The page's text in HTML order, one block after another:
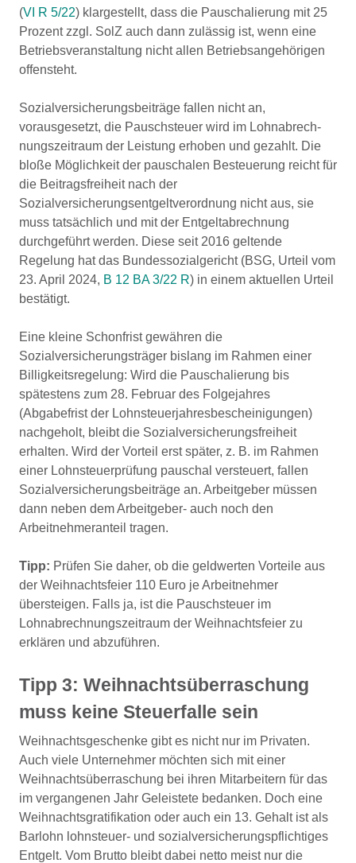
(VI R 5/22) klargestellt, dass die Pauschalierung mit 25
Prozent zzgl. SolZ auch dann zulässig ist, wenn eine
Betriebsveranstaltung nicht allen Betriebsangehörigen
offensteht.
Sozialversicherungsbeiträge fallen nicht an,
vorausgesetzt, die Pauschsteuer wird im Lohnabrech­
nungs­zeitraum der Leistung erhoben und gezahlt. Die
bloße Möglichkeit der pauschalen Besteuerung reicht für
die Beitragsfreiheit nach der
Sozialversicherungsentgeltverordnung nicht aus, sie
muss tatsächlich und mit der Entgeltabrechnung
durchgeführt werden. Diese seit 2016 geltende
Regelung hat das Bundessozialgericht (BSG, Urteil vom
23. April 2024, B 12 BA 3/22 R) in einem aktuellen Urteil
bestätigt.
Eine kleine Schonfrist gewähren die
Sozialversicherungsträger bislang im Rahmen einer
Billigkeitsregelung: Wird die Pauschalierung bis
spätestens zum 28. Februar des Folgejahres
(Abgabefrist der Lohnsteuerjahresbescheinigungen)
nachgeholt, bleibt die Sozialversicherungsfreiheit
erhalten. Wird der Vorteil erst später, z. B. im Rahmen
einer Lohnsteuerprüfung pauschal versteuert, fallen
Sozialversicherungsbeiträge an. Arbeitgeber müssen
dann neben dem Arbeitgeber- auch noch den
Arbeitnehmeranteil tragen.
Tipp: Prüfen Sie daher, ob die geldwerten Vorteile aus
der Weihnachtsfeier 110 Euro je Arbeitnehmer
übersteigen. Falls ja, ist die Pauschsteuer im
Lohnabrechnungszeitraum der Weihnachtsfeier zu
erklären und abzuführen.
Tipp 3: Weihnachtsüberraschung
muss keine Steuerfalle sein
Weihnachtsgeschenke gibt es nicht nur im Privaten.
Auch viele Unternehmer möchten sich mit einer
Weihnachtsüberraschung bei ihren Mitarbeitern für das
im vergangenen Jahr Geleistete bedanken. Doch eine
Weihnachtsgratifikation oder auch ein 13. Gehalt ist als
Barlohn lohnsteuer- und sozialversicherungspflichtiges
Entgelt. Vom Brutto bleibt dabei netto meist nur die